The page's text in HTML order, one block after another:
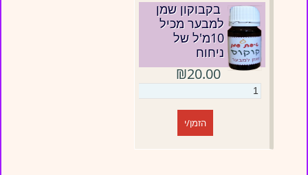
בקבוקון שמן
למבער מכיל
10מ'ל של
ניחוח
₪20.00
הזמן/י